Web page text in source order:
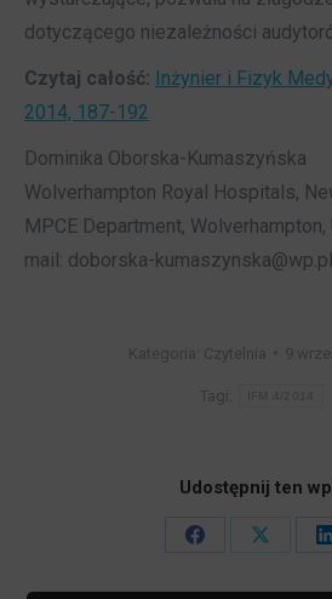
dotyczącego niezależności
Czytaj całość: Inżynier i Fizyk
2014, 187-192
Dominika Oborska-Kumaszyńska
Wolverhampton Royal Hospitals,
MPCE Department,
mail: doborska-kumaszynska@wp.pl
Kategoria: Czytelnia 9
Tagi: IFM 4/2014
Udostępnij ten
Share
on
Share
on